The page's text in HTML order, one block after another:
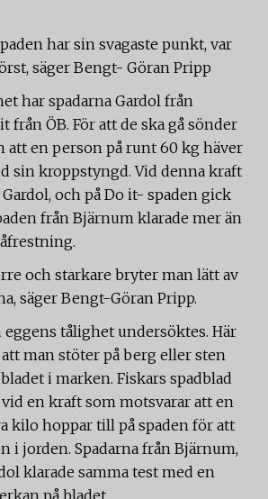
har sin svagaste punkt, var
säger Bengt- Göran Pripp
har spadarna Gardol från
från ÖB. För att de ska gå sönder
att en person på runt 60 kg häver
sin kroppstyngd. Vid denna kraft
och på Do it- spaden gick
från Bjärnum klarade mer än
och starkare bryter man lätt av
säger Bengt-Göran Pripp.
eggens tålighet undersöktes. Här
man stöter på berg eller sten
i marken. Fiskars spadblad
en kraft som motsvarar att en
kilo hoppar till på spaden för att
i jorden. Spadarna från Bjärnum,
klarade samma test med en
på bladet.